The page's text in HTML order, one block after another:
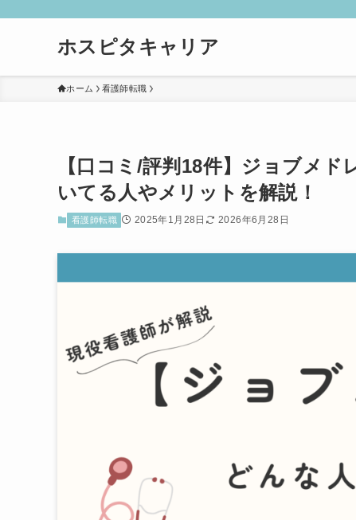
ホスピタキャリア
ホーム 看護師転職
【口コミ/評判18件】ジョブメ
いてる人やメリットを解説！
看護師転職 2025年1月28日 2026年6月28日